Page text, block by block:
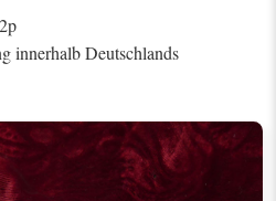
innerhalb Deutschlands